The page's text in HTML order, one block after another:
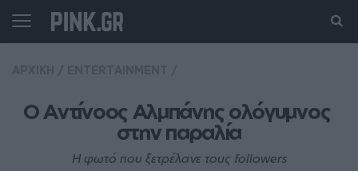
Ο Αντίνοος Αλμπάνης ολόγυμνος
στην παραλία
Η φωτό που ξετρέλανε τους followers